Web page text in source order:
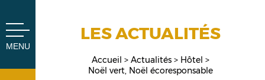
MENU
LES ACTUALITÉS
Accueil Actualités
Hôtel
Noël vert, Noël écoresponsable